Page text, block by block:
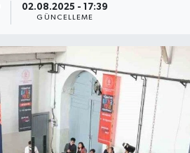
02.08.2025 - 17:39
GÜNCELLEME